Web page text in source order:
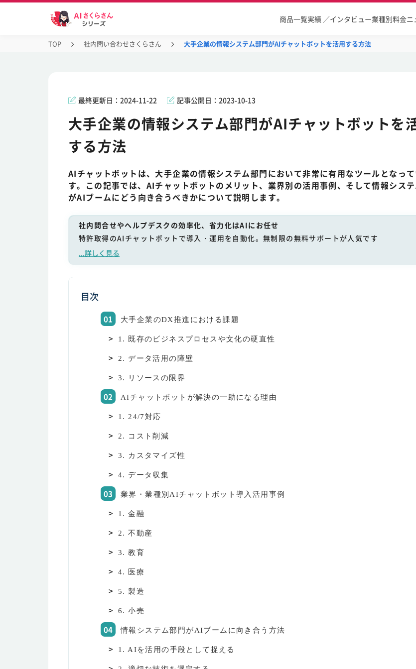
商品一覧実績 ／インタビュー業種別料金ニ
TOP 社内問い合わせさくらさん 大手企業の情報システム部門がAIチャットボットを活用する方法
最終更新日： 2024-11-22 記事公開日： 2023-10-13
大手企業の情報システム部門がAIチャットボットを
する方法
AIチャットボットは、大手企業の情報システム部門において非常に有用なツールとなって
す。この記事では、AIチャットボットのメリット、業界別の活用事例、そして情報シス
がAIブームにどう向き合うべきかについて説明します。
社内問合せやヘルプデスクの効率化、省力化はAIにお任せ
特許取得のAIチャットボットで導入・運用を自動化。無制限の無料サポートが人気です
...詳しく見る
目次
大手企業のDX推進における課題
1. 既存のビジネスプロセスや文化の硬直性
2. データ活用の障壁
3. リソースの限界
AIチャットボットが解決の一助になる理由
1. 24/7対応
2. コスト削減
3. カスタマイズ性
4. データ収集
業界・業種別AIチャットボット導入活用事例
1. 金融
2. 不動産
3. 教育
4. 医療
5. 製造
6. 小売
情報システム部門がAIブームに向き合う方法
1. AIを活用の手段として捉える